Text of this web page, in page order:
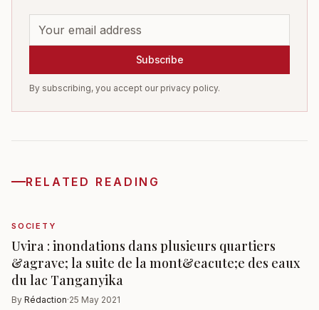
Subscribe
By subscribing, you accept our privacy policy.
RELATED READING
SOCIETY
Uvira : inondations dans plusieurs quartiers
&agrave; la suite de la mont&eacute;e des eaux
du lac Tanganyika
By Rédaction·25 May 2021